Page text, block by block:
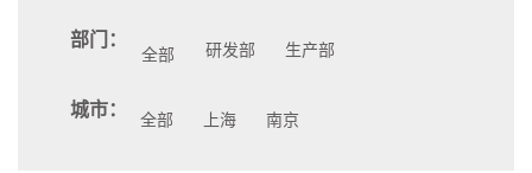
部门：
全部 研发部 生产部
城市：
全部 上海 南京